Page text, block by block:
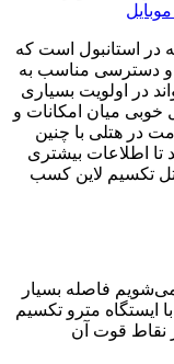
در استانبول است که
و دسترسی مناسب به
در اولویت بسیاری
خوبی میان امکانات و
در هتلی با چنین
تا اطلاعات بیشتری
تکسیم لاین کسب
فاصله بسیار
تکسیم دارد و فقط 1 دقیقه با ایستگاه مترو تکسیم
نقاط قوت آن